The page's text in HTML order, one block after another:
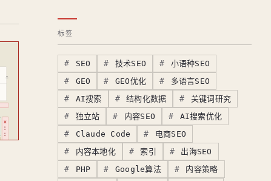
标签
SEO 技术SEO
小语种SEO
GEO
GEO优化
多语言SEO
AI搜索
结构化数据
关键词研究
独立站
内容SEO
AI搜索优化
Claude Code
电商SEO
内容本地化
索引
出海SEO
PHP
Google算法
内容策略